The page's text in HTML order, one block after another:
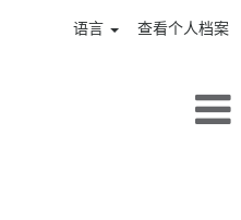
语言 查看个人档案